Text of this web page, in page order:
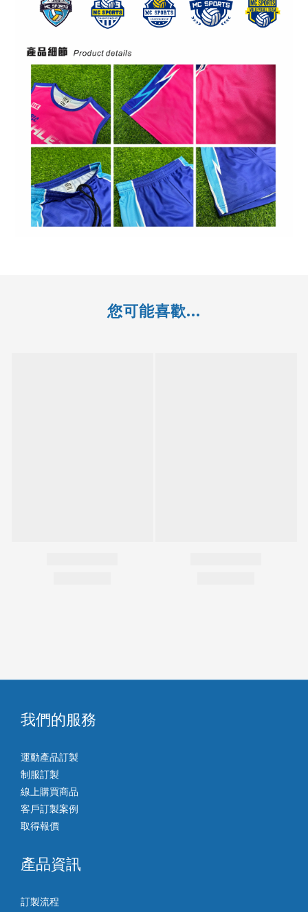
您可能喜歡...
我們的服務
運動產品訂製
制服訂製
線上購買商品
客戶訂製案例
取得報價
產品資訊
訂製流程